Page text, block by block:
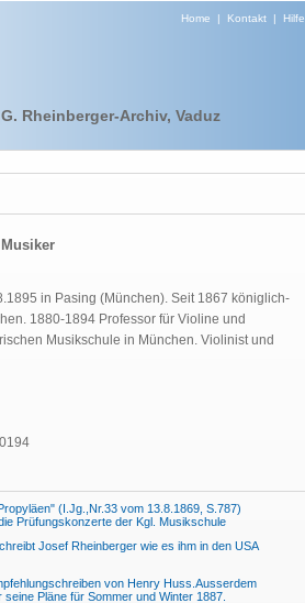
Home | Kontakt| Hilfe
Rheinberger-Archiv, Vaduz
in Pasing (München). Seit 1867 königlich-
1880-1894 Professor für Violine und
Musikschule in München. Violinist und
(I.Jg.,Nr.33 vom 13.8.1869, S.787)
Prüfungskonzerte der Kgl. Musikschule
Josef Rheinberger wie es ihm in den USA
von Henry Huss.Ausserdem
Pläne für Sommer und Winter 1887.